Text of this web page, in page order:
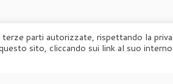
by Designed con il
parti autorizzate, rispettando la
sito, cliccando sui link al suo